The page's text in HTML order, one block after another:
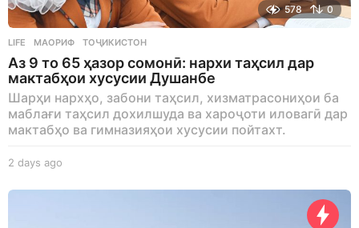
578 0
LIFE МАОРИФ ,ТОҶИКИСТОН
Аз 9 то 65 ҳазор сомонӣ: нархи таҳсил дар
мактабҳои хусусии Душанбе
Шарҳи нархҳо, забони таҳсил, хизматрасониҳои ба
маблағи таҳсил дохилшуда ва хароҷоти иловагӣ дар
мактабҳо ва гимназияҳои хусусии пойтахт.
2 days ago
a